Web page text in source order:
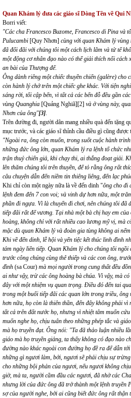
Quan Khám lý đưa các giáo sĩ Dòng Tên về Qui
Borri viết:
"Các cha Francesco Buzome, Francesco di Pina và
Pulucambi [Quy Nhơn] cùng với quan Khám lý
đã đối đãi với chúng tôi một cách lịch lãm và tử tế
một động cơ nhân đạo nào có thể giải thích nổi
an bài của Thượng đế.
Ông dành riêng một chiếc thuyền chiến (galère) cho
còn hành lý chở trên một chiếc ghe khác. Với tiện
sáng rời, tối cập bến, vì tất cả các bến đỗ đều gần
vùng Quanghia [Quảng Nghiã][2] và ở vùng này,
Nhơn của ông"[3].
Trên đường đi, người dân mang nhiều quà đến tặng
mục trước, và các giáo sĩ thỉnh cầu điều gì cũng được
"Ngoài ra, ông còn muốn, trong suốt cuộc hành
những đức ông lớn, quan Khám lý ra lệnh tổ chức
trận thuỷ chiến giả, khi chạy thi, ai thắng đoạt giải.
lên thăm chúng tôi trên thuyền, để tỏ rằng ông rất
câu chuyện dẫn đến niềm tin thiêng liêng, đến lạc
Khi chỉ còn một ngày nữa là về đến dinh "ông cho đi
lệnh đem đến 7 con voi; và vinh dự hơn nữa, một
phần đi ngựa. Vì là chuyến đi chơi, nên chúng tôi đã
tiếp đãi rất đế vương. Tại nhà một bà chị hay em
hoàng, không chỉ với rất nhiều cao lương mỹ vị, mà
mặc dù quan Khám lý và đoàn gia tùng không ai
Khi về đến dinh, lễ hội và yến tiệc kết thúc linh đình
tám ngày liên tiếp. Quan Khám lý cho chúng tôi ngồi
trước công chúng cùng thê thiếp và các con ông,
đình (sa Cour) mà mọi người trong cung thất đều
ai như vậy, trừ các ông hoàng bà chúa. Vì vậy, mà
đây với một nhiệm vụ quan trọng. Điều đó đến tai
trong một buổi tiếp đãi các quan lớn trong triều,
hơn nữa, họ còn là thiên thần, đến đây không phải vì
tất cả trên đất nước họ, nhưng vì nhiệt tâm muốn
muốn nghe họ, chịu tuân theo những phép tắc và
mà họ truyền đạt. Ông nói: "Ta đã thảo luận nhiều
giáo mà họ truyền giảng, ta thấy không có đạo nào
đường nào khác ngoài con đường họ đề ra để dẫn
những gì ngươi làm, bởi, ngươi sẽ phải chịu sự
cho những bội phản của ngươi, nếu ngươi không
giờ, mà ta, người cầm đầu các ngươi, đã nhờ các
nhưng lời của đức ông đã trở thành một lệnh truyền
sợ của người nghe, bởi ai cũng biết đức ông rất